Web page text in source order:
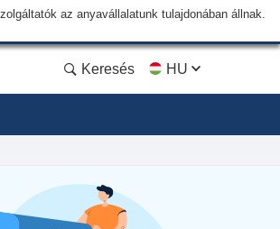
az anyavállalatunk tulajdonában állnak.
Keresés HU